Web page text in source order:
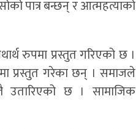
पात्र बन्छन् र आत्महत्याको
रुपमा प्रस्तुत गरिएको छ ।
प्रस्तुत गरेका छन् । समाजले
उतारिएको छ । सामाजिक